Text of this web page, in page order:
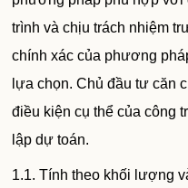
trình và chịu trách nhiệm
chính xác của phương
lựa chọn. Chủ đầu tư căn
điều kiện cụ thể của công
lập dự toán.
1.1. Tính theo khối lượng